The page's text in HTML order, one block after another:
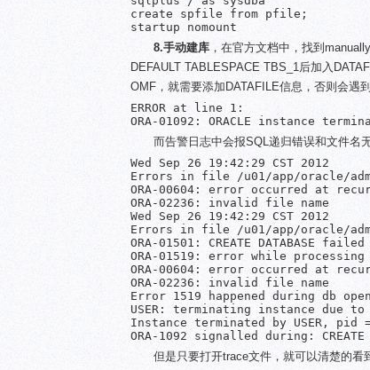
create spfile from pfile;
startup nomount
8.手动建库 ，在官方文档中，找到
DEFAULT TABLESPACE TBS_1后加入
OMF，就需要添加DATAFILE信息，否则会遇
ERROR at line 1:
ORA-01092: ORACLE instance
而告警日志中会报SQL递归错误和文件名
Wed Sep 26 19:42:29 CST 2012
Errors in file /u01/app/oracle/
ORA-00604: error occurred at
ORA-02236: invalid file name
Wed Sep 26 19:42:29 CST 2012
Errors in file /u01/app/oracle/
ORA-01501: CREATE DATABASE failed
ORA-01519: error while
ORA-00604: error occurred at
ORA-02236: invalid file name
Error 1519 happened during db
USER: terminating instance due
Instance terminated by USER, pid
ORA-1092 signalled during: CREATE
但是只要打开trace文件，就可以清楚的看